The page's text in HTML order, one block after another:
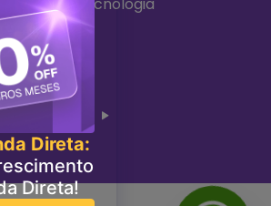
© Niara Tecnologia